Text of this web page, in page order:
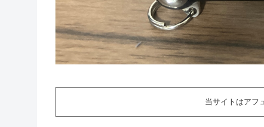
当サイトはアフ